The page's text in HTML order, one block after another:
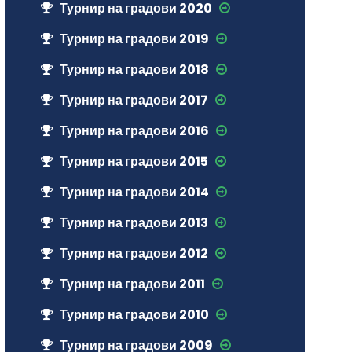
Турнир на градови 2020
Турнир на градови 2019
Турнир на градови 2018
Турнир на градови 2017
Турнир на градови 2016
Турнир на градови 2015
Турнир на градови 2014
Турнир на градови 2013
Турнир на градови 2012
Турнир на градови 2011
Турнир на градови 2010
Турнир на градови 2009